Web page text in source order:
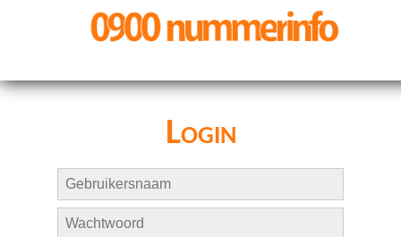
Login